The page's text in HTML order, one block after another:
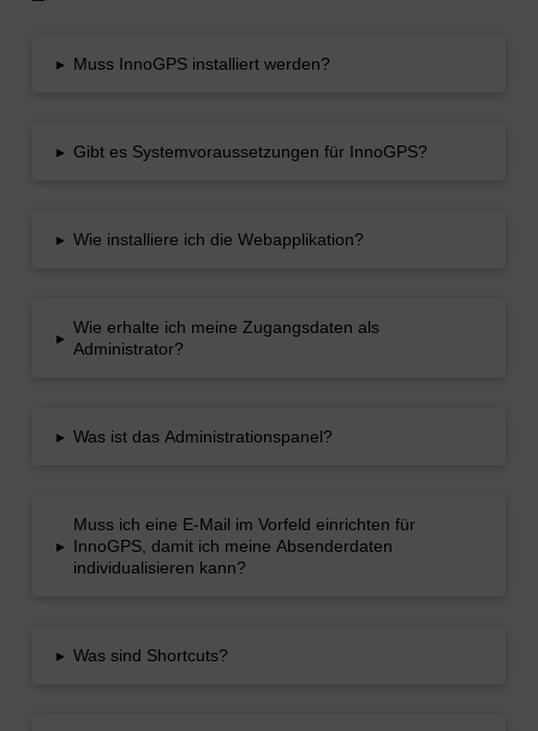
▸ Muss InnoGPS installiert werden?
▸ Gibt es Systemvoraussetzungen für InnoGPS?
▸ Wie installiere ich die Webapplikation?
▸
Wie erhalte ich meine Zugangsdaten als
Administrator?
▸ Was ist das Administrationspanel?
▸
Muss ich eine E-Mail im Vorfeld einrichten für
InnoGPS, damit ich meine Absenderdaten
individualisieren kann?
▸ Was sind Shortcuts?